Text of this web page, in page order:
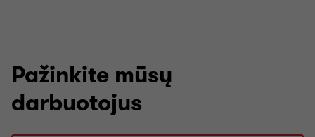
Pažinkite mūsų
darbuotojus